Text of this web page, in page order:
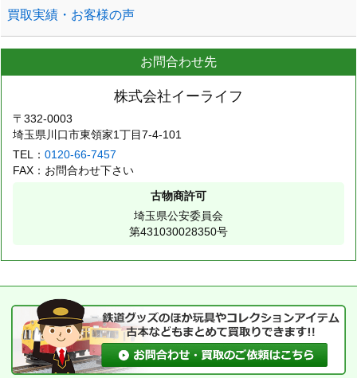
買取実績・お客様の声
お問合わせ先
株式会社イーライフ
〒332-0003
埼玉県川口市東領家1丁目7-4-101
TEL：0120-66-7457
FAX：お問合わせ下さい
古物商許可
埼玉県公安委員会
第431030028350号